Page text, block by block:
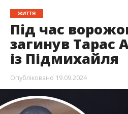
ЖИТТЯ
Під час
загинув Тарас
із Підмихайля
Опубліковано 19.09.2024